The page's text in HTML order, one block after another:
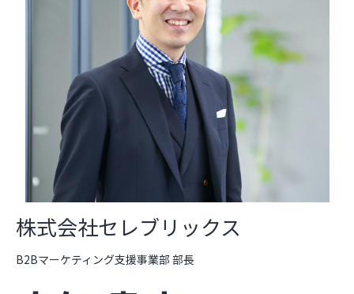
株式会社セレブリックス
B2Bマーケティング支援事業部 部長